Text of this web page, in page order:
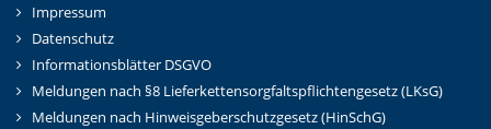
Impressum
Datenschutz
Informationsblätter DSGVO
Meldungen nach §8 Lieferkettensorgfaltspflichtengesetz (LKsG)
Meldungen nach Hinweisgeberschutzgesetz (HinSchG)